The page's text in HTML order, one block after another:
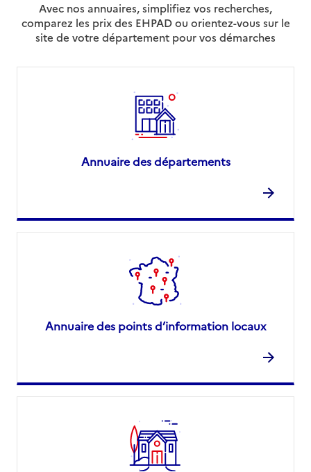
Avec nos annuaires, simplifiez vos recherches,
comparez les prix des EHPAD ou orientez-vous sur le
site de votre département pour vos démarches
Annuaire des départements
Annuaire des points d’information locaux